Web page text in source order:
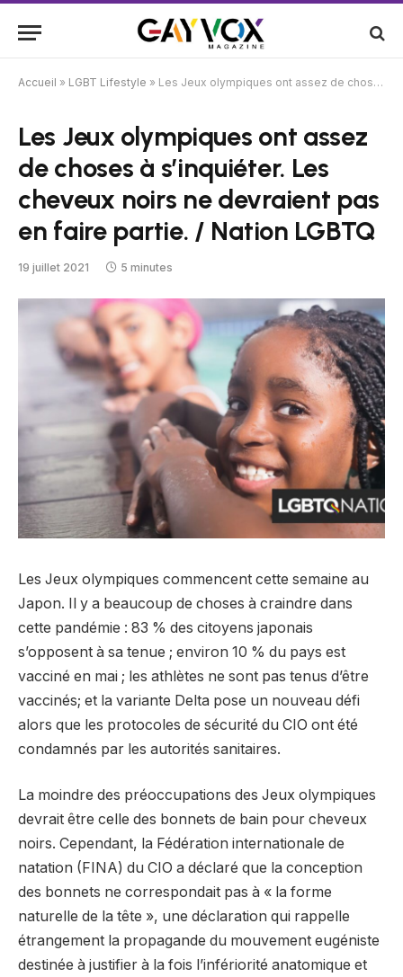
Accueil » LGBT Lifestyle » Les Jeux olympiques ont assez de choses à s’inquiéter. Les cheveux noirs ne devraient pas en faire partie. / Nation LGBTQ
Les Jeux olympiques ont assez
de choses à s’inquiéter. Les
cheveux noirs ne devraient pas
en faire partie. / Nation LGBTQ
19 juillet 2021 5 minutes
Les Jeux olympiques commencent cette semaine au
Japon. Il y a beaucoup de choses à craindre dans
cette pandémie : 83 % des citoyens japonais
s’opposent à sa tenue ; environ 10 % du pays est
vacciné en mai ; les athlètes ne sont pas tenus d’être
vaccinés; et la variante Delta pose un nouveau défi
alors que les protocoles de sécurité du CIO ont été
condamnés par les autorités sanitaires.
La moindre des préoccupations des Jeux olympiques
devrait être celle des bonnets de bain pour cheveux
noirs. Cependant, la Fédération internationale de
natation (FINA) du CIO a déclaré que la conception
des bonnets ne correspondait pas à « la forme
naturelle de la tête », une déclaration qui rappelle
étrangement la propagande du mouvement eugéniste
destinée à justifier à la fois l’infériorité anatomique et